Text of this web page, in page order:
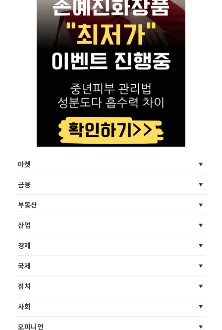
마켓
금융
부동산
산업
경제
국제
정치
사회
오피니언